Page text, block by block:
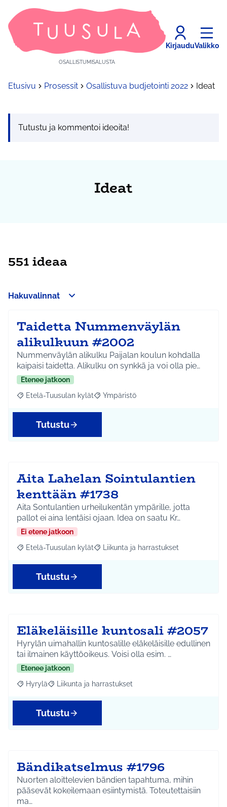
OSALLISTUMISALUSTA
KirjauduValikko
Etusivu Prosessit Osallistuva budjetointi 2022 Ideat
Tutustu ja kommentoi ideoita!
Ideat
551 ideaa
Hakuvalinnat
Taidetta Nummenväylän
alikulkuun #2002
Nummenväylän alikulku Paijalan koulun kohdalla
kaipaisi taidetta. Alikulku on synkkä ja voi olla pie…
Etenee jatkoon
Rajaa tulokset aihepiirin mukaan: Etelä-Tuusulan kylät
Etelä-Tuusulan kylät Rajaa tulokset teeman mukaan:
Ympäristö
Tutustu
Aita Lahelan Sointulantien
kenttään #1738
Aita Sontulantien urheilukentän ympärille, jotta
pallot ei aina lentäisi ojaan. Idea on saatu Kr…
Ei etene jatkoon
Rajaa tulokset aihepiirin mukaan: Etelä-Tuusulan kylät
Etelä-Tuusulan kylät Rajaa tulokset teeman mukaan:
Liikunta ja harrastukset
Tutustu
Eläkeläisille kuntosali #2057
Hyrylän uimahallin kuntosalille eläkeläisille edullinen
tai ilmainen käyttöoikeus. Voisi olla esim. …
Etenee jatkoon
Rajaa tulokset aihepiirin mukaan: Hyrylä
Hyrylä Rajaa tulokset teeman mukaan: Liikunta ja
Liikunta ja harrastukset
Tutustu
Bändikatselmus #1796
Nuorten aloittelevien bändien tapahtuma, mihin
pääsevät kokeilemaan esiintymistä. Toteutettaisiin
ma…